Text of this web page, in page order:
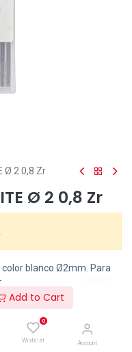
Add to Cart
0
Wishlist Account
Ø 2 0,8 Zr
Ø 2 0,8 Zr
blanco Ø2mm. Para